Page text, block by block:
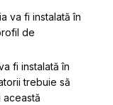
va fi instalată în
de
fi instalată în
trebuie să
această